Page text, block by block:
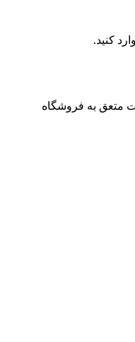
کنید.
متعق به فروشگاه